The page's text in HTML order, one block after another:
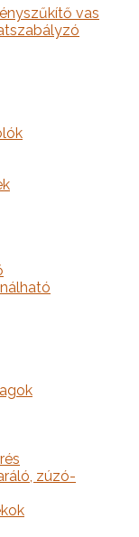
vas
zúzó-